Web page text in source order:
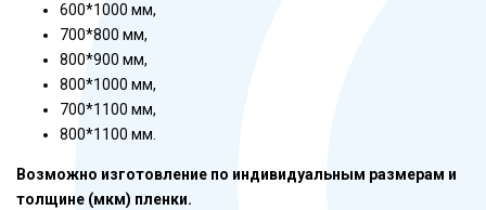
600*1000 мм,
700*800 мм,
800*900 мм,
800*1000 мм,
700*1100 мм,
800*1100 мм.
Возможно изготовление по индивидуальным размерам и
толщине (мкм) пленки.